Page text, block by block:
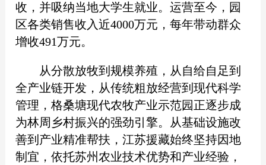
收，并吸纳当地大学生就业。运营至今，园
区各类销售收入近4000万元，每年带动群众
增收491万元。
从分散放牧到规模养殖，从自给自足到
全产业链开发，从传统粗放经营到现代科学
管理，格桑塘现代农牧产业示范园正逐步成
为林周乡村振兴的强劲引擎。从基础设施改
善到产业精准帮扶，江苏援藏始终坚持因地
制宜，依托苏州农业技术优势和产业经验，